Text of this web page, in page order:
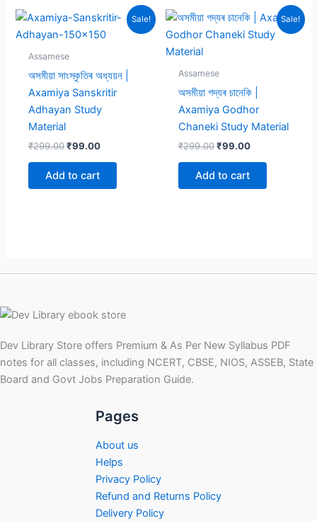
Sale!
Assamese
অসমীয়া সাংস্কৃতিৰ অধ্যয়ন |
Axamiya Sanskritir
Adhayan Study
Material
₹299.00Original
₹299.00.
₹99.00Current
₹99.00.
Add to cart
Sale!
Assamese
অসমীয়া গদ্যৰ চানেকি |
Axamiya Godhor
Chaneki Study Material
₹299.00 Original
₹299.00.
₹99.00Current
₹99.00.
Add to cart
Dev Library Store offers Premium & As Per New Syllabus PDF
notes for all classes, including NCERT, CBSE, NIOS, ASSEB, State
Board and Govt Jobs Preparation Guide.
Pages
About us
Helps
Privacy Policy
Refund and Returns Policy
Delivery Policy